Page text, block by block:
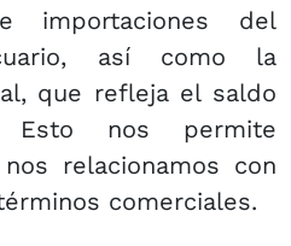
importaciones del
así como la
que refleja el saldo
Esto nos permite
relacionamos con
comerciales.​